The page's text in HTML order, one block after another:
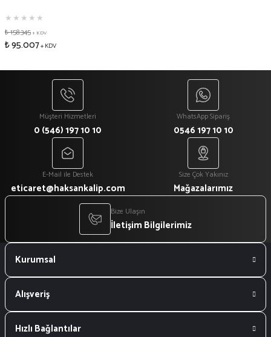
₺ 158.345+ KDV
₺ 95.007+ KDV
Müşteri Hizmetleri
0 (546) 197 10 10
WhatsApp Sipariş
0546 197 10 10
E-Mail ile Destek
eticaret@haksankalip.com
Size Çok Yakınız
Mağazalarımız
Bize Ulaşın
İletişim Bilgilerimiz
Kurumsal
Alışveriş
Hızlı Bağlantılar